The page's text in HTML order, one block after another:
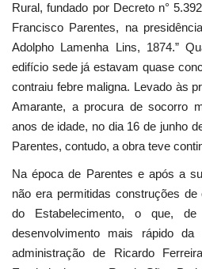
Rural, fundado por Decreto n°
Francisco Parentes, na
Adolpho Lamenha Lins, 1874.”
edifício sede já estavam quase
contraiu febre maligna. Levado às
Amarante, a procura de socorro
anos de idade, no dia 16 de junho
Parentes, contudo, a obra teve
Na época de Parentes e após a
não era permitidas construções
do Estabelecimento, o que,
desenvolvimento mais rápido
administração de Ricardo